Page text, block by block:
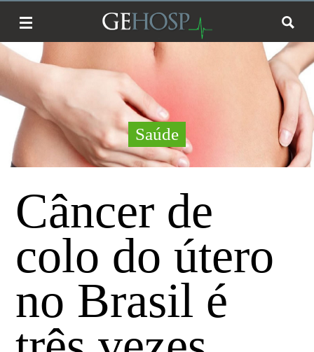
Saúde
Câncer de
colo do útero
no Brasil é